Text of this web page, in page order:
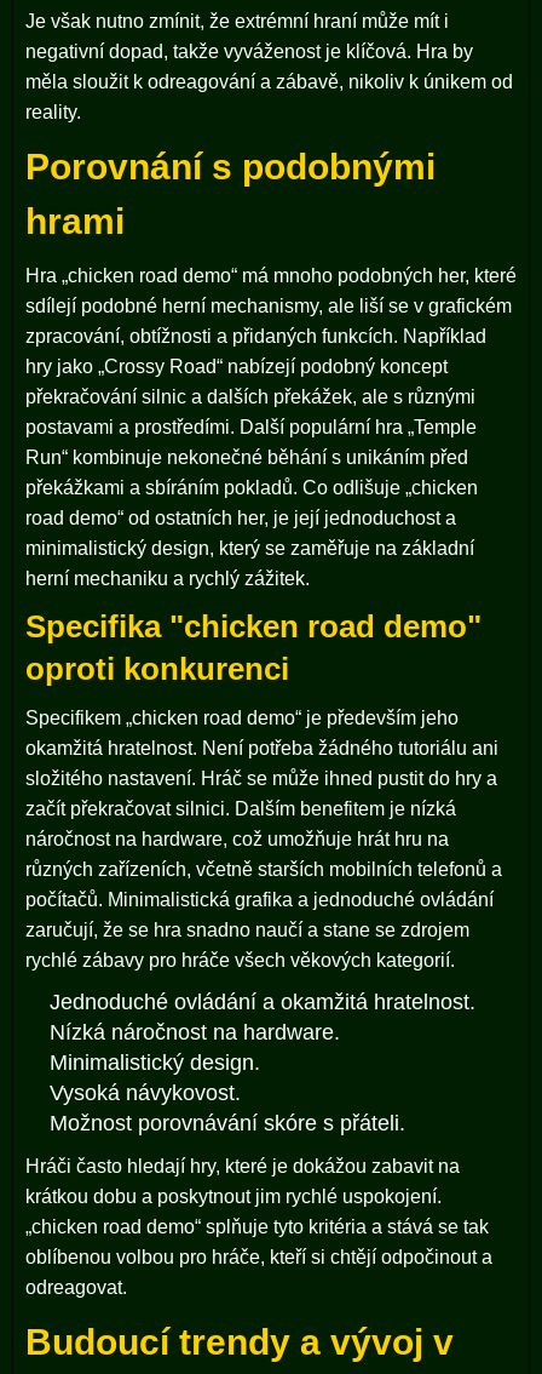
Je však nutno zmínit, že extrémní hraní může mít i
negativní dopad, takže vyváženost je klíčová. Hra by
měla sloužit k odreagování a zábavě, nikoliv k únikem od
reality.
Porovnání s podobnými
hrami
Hra „chicken road demo“ má mnoho podobných her, které
sdílejí podobné herní mechanismy, ale liší se v grafickém
zpracování, obtížnosti a přidaných funkcích. Například
hry jako „Crossy Road“ nabízejí podobný koncept
překračování silnic a dalších překážek, ale s různými
postavami a prostředími. Další populární hra „Temple
Run“ kombinuje nekonečné běhání s unikáním před
překážkami a sbíráním pokladů. Co odlišuje „chicken
road demo“ od ostatních her, je její jednoduchost a
minimalistický design, který se zaměřuje na základní
herní mechaniku a rychlý zážitek.
Specifika "chicken road demo"
oproti konkurenci
Specifikem „chicken road demo“ je především jeho
okamžitá hratelnost. Není potřeba žádného tutoriálu ani
složitého nastavení. Hráč se může ihned pustit do hry a
začít překračovat silnici. Dalším benefitem je nízká
náročnost na hardware, což umožňuje hrát hru na
různých zařízeních, včetně starších mobilních telefonů a
počítačů. Minimalistická grafika a jednoduché ovládání
zaručují, že se hra snadno naučí a stane se zdrojem
rychlé zábavy pro hráče všech věkových kategorií.
Jednoduché ovládání a okamžitá hratelnost.
Nízká náročnost na hardware.
Minimalistický design.
Vysoká návykovost.
Možnost porovnávání skóre s přáteli.
Hráči často hledají hry, které je dokážou zabavit na
krátkou dobu a poskytnout jim rychlé uspokojení.
„chicken road demo“ splňuje tyto kritéria a stává se tak
oblíbenou volbou pro hráče, kteří si chtějí odpočinout a
odreagovat.
Budoucí trendy a vývoj v